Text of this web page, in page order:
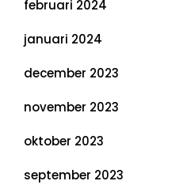
februari 2024
januari 2024
december 2023
november 2023
oktober 2023
september 2023